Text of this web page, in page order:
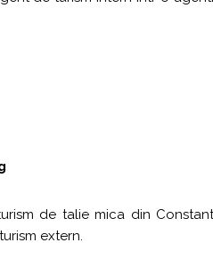
de talie mica din
extern.